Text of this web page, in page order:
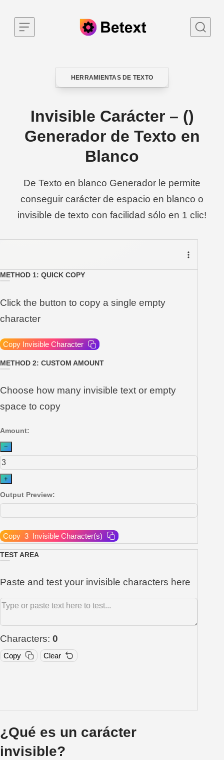
CATEGORY
HERRAMIENTAS DE TEXTO
Invisible Carácter – (ㅤ)
Generador de Texto en
Blanco
De Texto en blanco Generador le permite
conseguir carácter de espacio en blanco o
invisible de texto con facilidad sólo en 1 clic!
METHOD 1: QUICK COPY
Click the button to copy a single empty
character
Copy Invisible Character
METHOD 2: CUSTOM AMOUNT
Choose how many invisible text or empty
space to copy
Amount:
−
+
Output Preview:
Copy 3 Invisible Character(s)
TEST AREA
Paste and test your invisible characters here
Characters: 0
Copy Clear
¿Qué es un carácter
invisible?